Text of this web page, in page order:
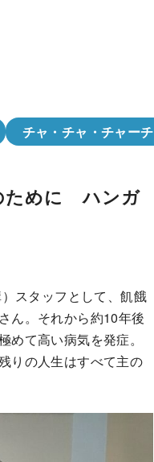
チャ・チャ・チャーチ
ために ハンガ
スタッフとして、飢餓
ん。それから約10年後
て高い病気を発症。
りの人生はすべて主の